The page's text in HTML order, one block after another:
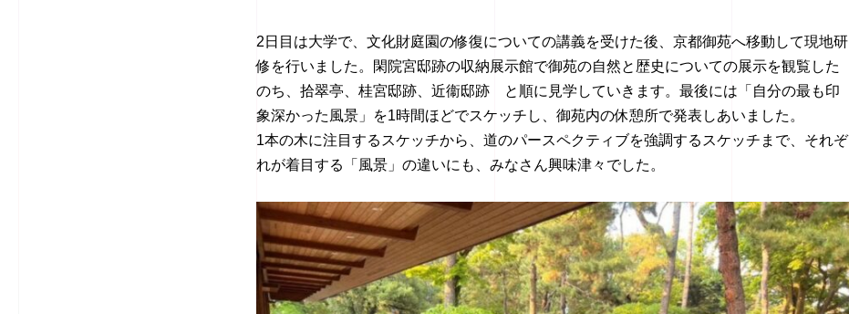
2日目は大学で、文化財庭園の修復についての講義を受けた後、京都御苑へ移動して現地研
修を行いました。閑院宮邸跡の収納展示館で御苑の自然と歴史についての展示を観覧した
のち、拾翠亭、桂宮邸跡、近衞邸跡 と順に見学していきます。最後には「自分の最も印
象深かった風景」を1時間ほどでスケッチし、御苑内の休憩所で発表しあいました。
1本の木に注目するスケッチから、道のパースペクティブを強調するスケッチまで、それぞ
れが着目する「風景」の違いにも、みなさん興味津々でした。